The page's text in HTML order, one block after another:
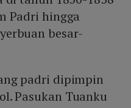
Padri hingga
besar-
padri dipimpin
Pasukan Tuanku